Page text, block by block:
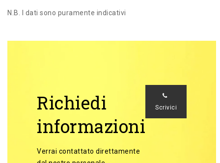
N.B. I dati sono puramente indicativi
Richiedi
informazioni
Verrai contattato direttamente
Scrivici